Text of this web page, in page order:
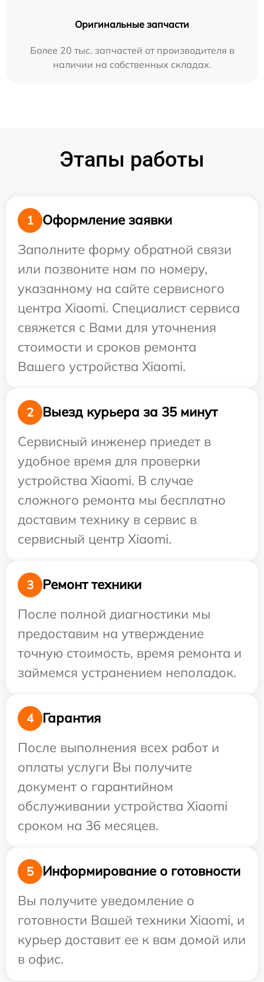
Оригинальные запчасти
Более 20 тыс. запчастей от производителя в
наличии на собственных складах.
Этапы работы
1
Оформление заявки
Заполните форму обратной связи
или позвоните нам по номеру,
указанному на сайте сервисного
центра Xiaomi. Специалист сервиса
свяжется с Вами для уточнения
стоимости и сроков ремонта
Вашего устройства Xiaomi.
2
Выезд курьера за 35 минут
Сервисный инженер приедет в
удобное время для проверки
устройства Xiaomi. В случае
сложного ремонта мы бесплатно
доставим технику в сервис в
сервисный центр Xiaomi.
3
Ремонт техники
После полной диагностики мы
предоставим на утверждение
точную стоимость, время ремонта и
займемся устранением неполадок.
4
Гарантия
После выполнения всех работ и
оплаты услуги Вы получите
документ о гарантийном
обслуживании устройства Xiaomi
сроком на 36 месяцев.
5
Информирование о готовности
Вы получите уведомление о
готовности Вашей техники Xiaomi, и
курьер доставит ее к вам домой или
в офис.